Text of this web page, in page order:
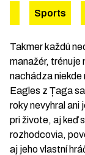
Sports
Takmer každú
manažér, trénuje
nachádza niekde
Eagles z Țaga
roky nevyhral ani
pri živote, aj keď
rozhodcovia,
aj jeho vlastní